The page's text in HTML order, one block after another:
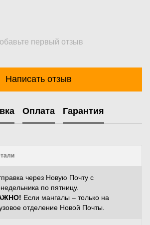
первый отзыв
Написать отзыв
Оплата Гарантия
через Новую Почту с
по пятницу.
Если мангалы – только на
отделение Новой Почты.